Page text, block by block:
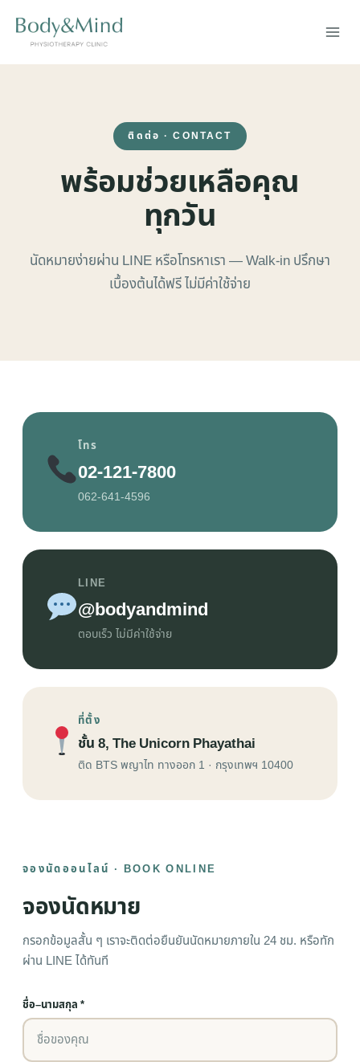
content
ติดต่อ · CONTACT
พร้อมช่วยเหลือคุณ
ทุกวัน
นัดหมายง่ายผ่าน LINE หรือโทรหาเรา — Walk-in ปรึกษา
เบื้องต้นได้ฟรี ไม่มีค่าใช้จ่าย
โทร
02-121-7800
062-641-4596
LINE
@bodyandmind
ตอบเร็ว ไม่มีค่าใช้จ่าย
ที่ตั้ง
ชั้น 8, The Unicorn Phayathai
ติด BTS พญาไท ทางออก 1 · กรุงเทพฯ 10400
จองนัดออนไลน์ · BOOK ONLINE
จองนัดหมาย
กรอกข้อมูลสั้น ๆ เราจะติดต่อยืนยันนัดหมายภายใน 24 ชม. หรือทัก
ผ่าน LINE ได้ทันที
ชื่อ–นามสกุล *